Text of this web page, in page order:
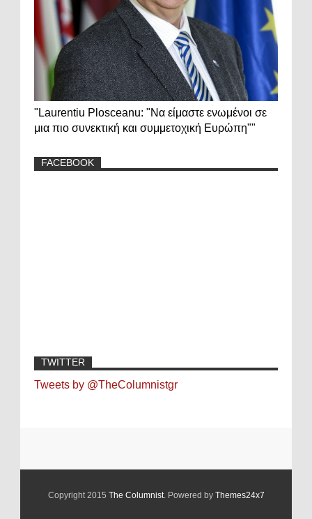
"Laurentiu Plosceanu: "Να είμαστε ενωμένοι σε
μια πιο συνεκτική και συμμετοχική Ευρώπη""
FACEBOOK
TWITTER
Tweets by @TheColumnistgr
Copyright 2015 The Columnist. Powered by Themes24x7